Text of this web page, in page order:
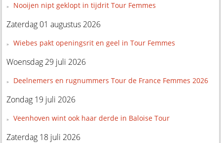
Nooijen nipt geklopt in tijdrit Tour Femmes
Zaterdag 01 augustus 2026
Wiebes pakt openingsrit en geel in Tour Femmes
Woensdag 29 juli 2026
Deelnemers en rugnummers Tour de France Femmes 2026
Zondag 19 juli 2026
Veenhoven wint ook haar derde in Baloise Tour
Zaterdag 18 juli 2026